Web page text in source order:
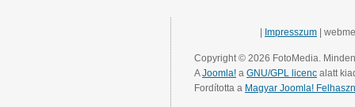
Impresszum |
Copyright © 2026 FotoMedia.
AJoomla! a GNU/GPL licenc alatt
Fordította a Magyar Joomla!